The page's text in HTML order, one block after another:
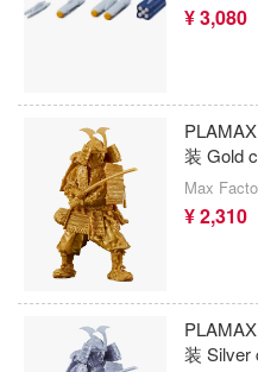
¥ 3,080
装 Gold
Max
¥ 2,310
装 Silver
ネ
は
覇
バ
ルファンタジー
レイドッグス
サイバーフォーミュラ
ア
コネクト！Re:Dive